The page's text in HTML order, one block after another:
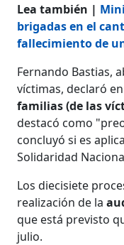
Lea también |
brigadas en el
fallecimiento de
Fernando Bastias,
víctimas, declaró
familias (de las
destacó como
concluyó si es
Solidaridad
Los diecisiete
realización de la
que está previsto
julio.